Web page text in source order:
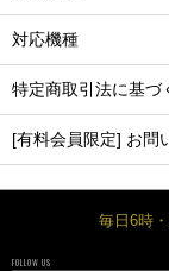
対応機種
特定商取引法に基づ
[有料会員限定] お問
毎日6時
FOLLOW US